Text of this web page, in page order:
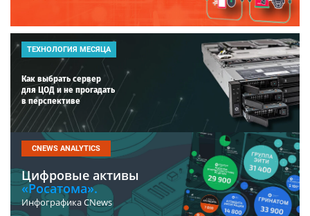
ТЕХНОЛОГИЯ МЕСЯЦА
Как выбрать сервер
для ЦОД и не прогадать
в перспективе
CNEWS ANALYTICS
Цифровые активы
«Росатома».
Инфографика CNews